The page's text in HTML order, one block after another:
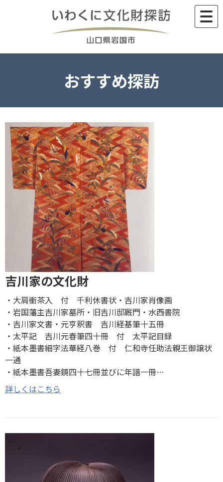
おすすめ探訪
吉川家の文化財
大肩衝茶入 付 千利休書状
吉川家肖像画
岩国藩主吉川家墓所
旧吉川邸厩門
水西書院
吉川家文書
元亨釈書 吉川経基筆十五冊
太平記 吉川元春筆四十冊 付 太平記目録
紙本墨書細字法華経八巻 付 仁和寺任助法親王御譲状
一通
紙本墨書吾妻鏡四十七冊並びに年譜一冊…
詳しくはこちら